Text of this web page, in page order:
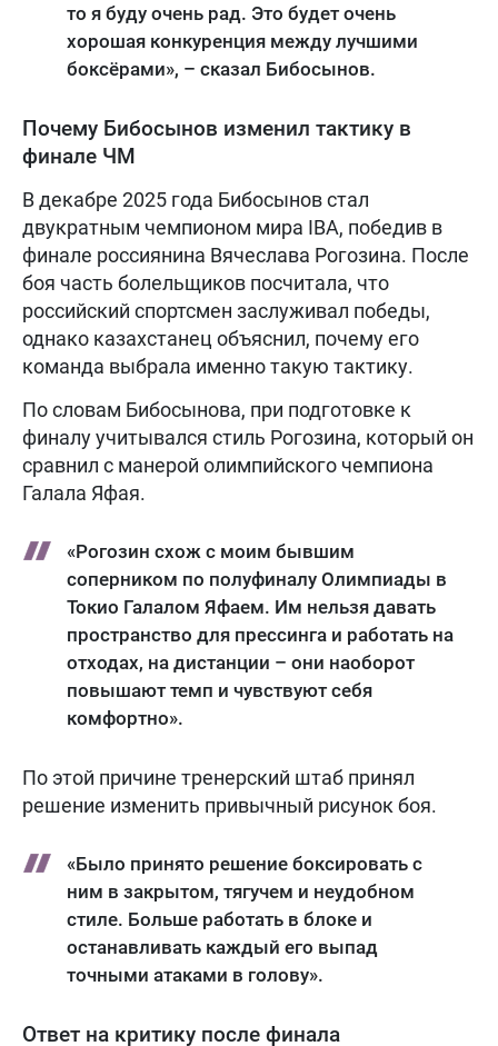
то я буду очень рад. Это будет очень
хорошая конкуренция между лучшими
боксёрами», – сказал Бибосынов.
Почему Бибосынов изменил тактику в
финале ЧМ
В декабре 2025 года Бибосынов стал
двукратным чемпионом мира IBA, победив в
финале россиянина Вячеслава Рогозина. После
боя часть болельщиков посчитала, что
российский спортсмен заслуживал победы,
однако казахстанец объяснил, почему его
команда выбрала именно такую тактику.
По словам Бибосынова, при подготовке к
финалу учитывался стиль Рогозина, который он
сравнил с манерой олимпийского чемпиона
Галала Яфая.
«Рогозин схож с моим бывшим
соперником по полуфиналу Олимпиады в
Токио Галалом Яфаем. Им нельзя давать
пространство для прессинга и работать на
отходах, на дистанции – они наоборот
повышают темп и чувствуют себя
комфортно».
По этой причине тренерский штаб принял
решение изменить привычный рисунок боя.
«Было принято решение боксировать с
ним в закрытом, тягучем и неудобном
стиле. Больше работать в блоке и
останавливать каждый его выпад
точными атаками в голову».
Ответ на критику после финала